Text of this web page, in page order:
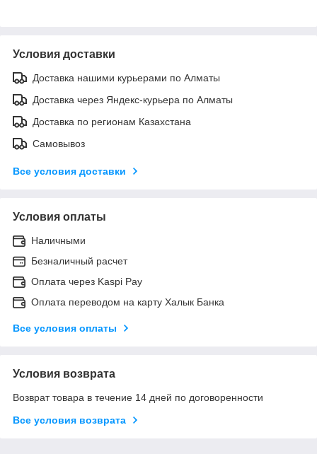
Условия доставки
Доставка нашими курьерами по Алматы
Доставка через Яндекс-курьера по Алматы
Доставка по регионам Казахстана
Самовывоз
Все условия доставки
Условия оплаты
Наличными
Безналичный расчет
Оплата через Kaspi Pay
Оплата переводом на карту Халык Банка
Все условия оплаты
Условия возврата
Возврат товара в течение 14 дней по договоренности
Все условия возврата